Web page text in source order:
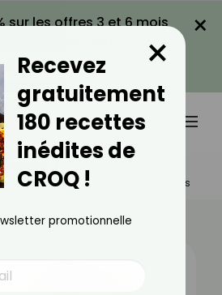
sur les offres 3 et 6 mois
LA PROMO
×
Valeurs Nutritionnelles Et Recettes
Recevez
gratuitement
180 recettes
inédites de
CROQ !
×
promotionnelle